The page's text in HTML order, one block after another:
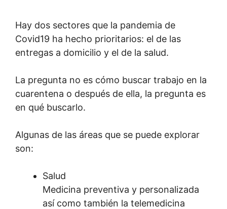
Hay dos sectores que la pandemia de
Covid19 ha hecho prioritarios: el de las
entregas a domicilio y el de la salud.
La pregunta no es cómo buscar trabajo en la
cuarentena o después de ella, la pregunta es
en qué buscarlo.
Algunas de las áreas que se puede explorar
son:
Salud
Medicina preventiva y personalizada
así como también la telemedicina